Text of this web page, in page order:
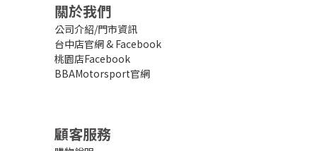
關於我們
公司介紹/門市資訊
台中店官網& Facebook
桃園店Facebook
BBAMotorsport官網
顧客服務